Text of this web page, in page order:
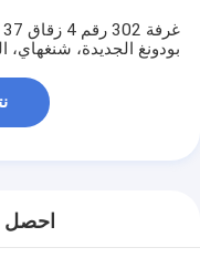
حالات
يموت قطع المواد
بودونغ الجديدة، شنغهاي،